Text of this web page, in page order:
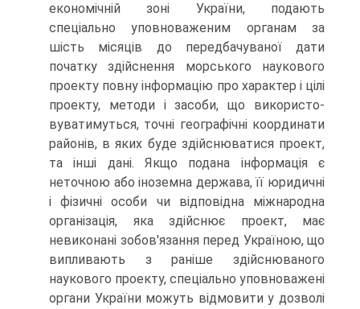
економічній зоні України, подають
спеціально уповноваженим органам за
шість місяців до передбачуваної дати
початку здійснення морського наукового
проекту повну інформацію про характер і цілі
проекту, методи і засоби, що використо­
вуватимуться, точні географічні координати
районів, в яких буде здійснюватися проект,
та інші дані. Якщо подана інформація є
неточною або іноземна держава, її юридичні
і фізичні особи чи відповідна міжнародна
організація, яка здійснює проект, має
невиконані зобов'язання перед Україною, що
випливають з раніше здійснюваного
наукового проекту, спеціально уповноважені
органи України можуть відмовити у дозволі